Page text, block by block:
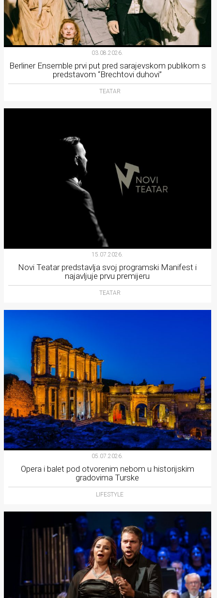
03.08.2026.
Berliner Ensemble prvi put pred sarajevskom publikom s
predstavom “Brechtovi duhovi”
TEATAR
15.07.2026.
Novi Teatar predstavlja svoj programski Manifest i
najavljuje prvu premijeru
TEATAR
05.07.2026.
Opera i balet pod otvorenim nebom u historijskim
gradovima Turske
LIFESTYLE